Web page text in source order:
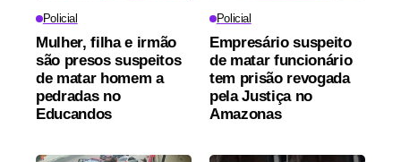
Policial
Mulher, filha e irmão
são presos suspeitos
de matar homem a
pedradas no
Educandos
Policial
Empresário suspeito
de matar funcionário
tem prisão revogada
pela Justiça no
Amazonas